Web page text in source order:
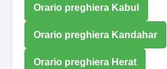
Orario preghiera Kabul
Orario preghiera Kandahar
Orario preghiera Herat